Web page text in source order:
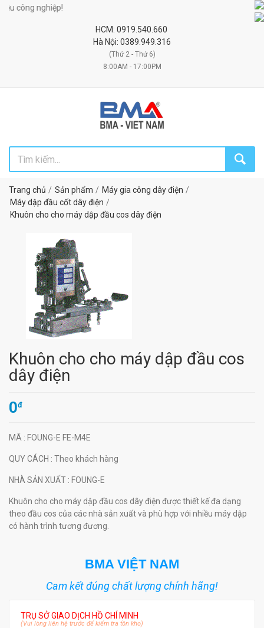
nghiệp!
HCM: 0919.540.660
Hà Nội: 0389.949.316
(Thứ 2 - Thứ 6)
8:00AM - 17:00PM
Trang chủ Sản phẩm
Máy gia công dây điện
Máy dập đầu cốt dây điện
Khuôn cho cho máy dập đầu cos dây điện
Khuôn cho cho máy dập đầu cos
dây điện
0đ
MÃ : FOUNG-E FE-M4E
QUY CÁCH : Theo khách hàng
NHÀ SẢN XUẤT : FOUNG-E
Khuôn cho cho máy dập đầu cos dây điện được thiết kế đa dạng
theo đầu cos của các nhà sản xuất và phù hợp với nhiều máy dập
có hành trình tương đương.
BMA VIỆT NAM
Cam kết đúng chất lượng chính hãng!
TRỤ SỞ GIAO DỊCH HỒ CHÍ MINH
(Vui lòng liên hệ trước để kiểm tra tồn kho)